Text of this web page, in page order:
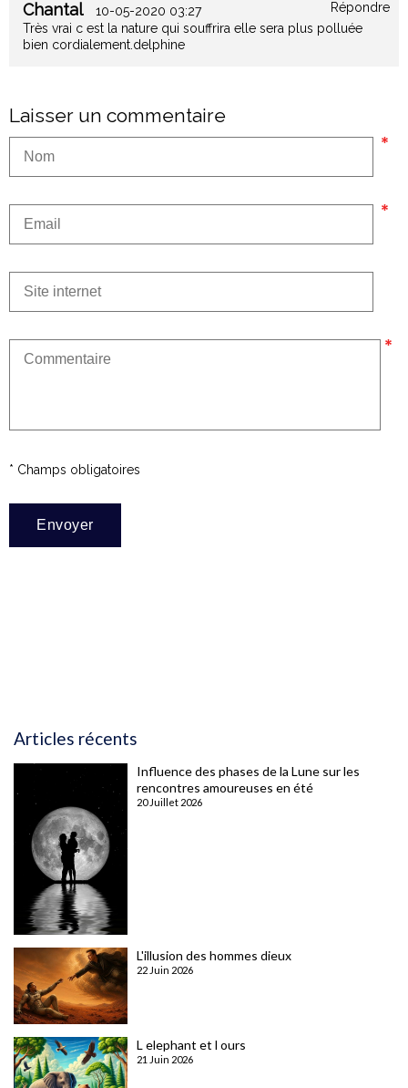
Chantal 10-05-2020 03:27
Répondre
Très vrai c est la nature qui souffrira elle sera plus polluée
bien cordialement.delphine
Laisser un commentaire
* Champs obligatoires
Articles récents
Influence des phases de la Lune sur les
rencontres amoureuses en été
20 Juillet 2026
L'illusion des hommes dieux
22 Juin 2026
L elephant et l ours
21 Juin 2026